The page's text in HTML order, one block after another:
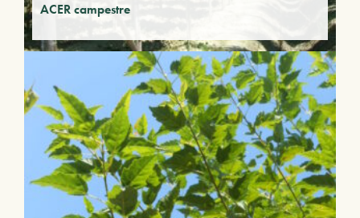
ACER campestre